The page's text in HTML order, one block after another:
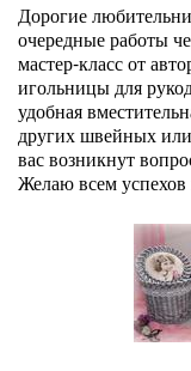
Дорогие
очередные работы
мастер-класс от
игольницы для
удобная
других швейных
вас возникнут
Желаю всем успехов